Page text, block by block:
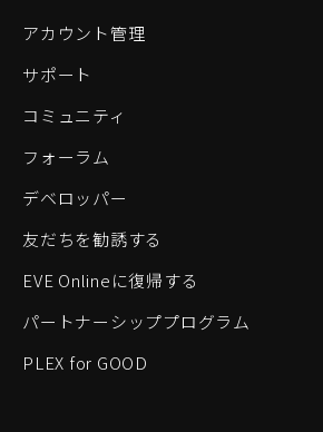
アカウント管理
サポート
コミュニティ
フォーラム
デベロッパー
友だちを勧誘する
EVE Onlineに復帰する
パートナーシッププログラム
PLEX for GOOD